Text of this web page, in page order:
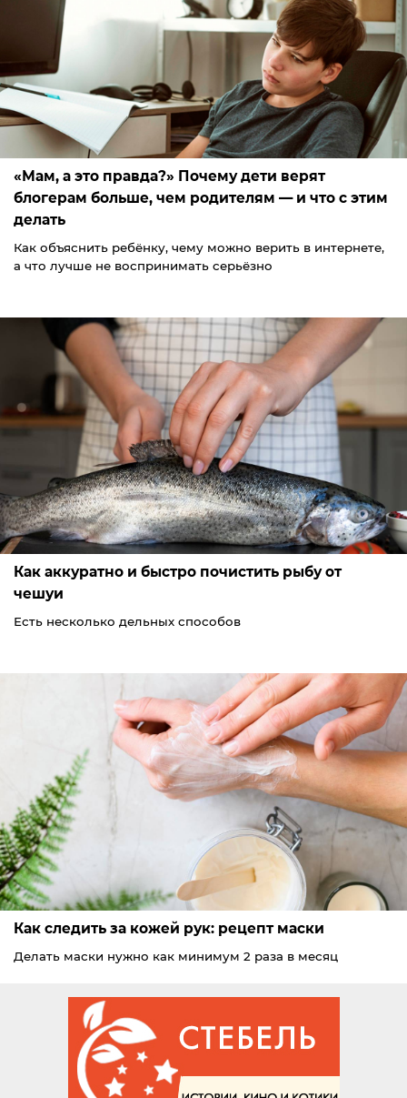
«Мам, а это правда?» Почему дети верят
блогерам больше, чем родителям — и что с этим
делать
Как объяснить ребёнку, чему можно верить в интернете,
а что лучше не воспринимать серьёзно
Как аккуратно и быстро почистить рыбу от
чешуи
Есть несколько дельных способов
Как следить за кожей рук: рецепт маски
Делать маски нужно как минимум 2 раза в месяц